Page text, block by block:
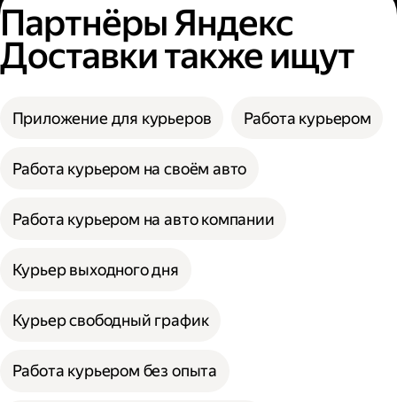
Партнёры Яндекс
Доставки также ищут
Приложение для курьеров Работа курьером
Работа курьером на своём авто
Работа курьером на авто компании
Курьер выходного дня
Курьер свободный график
Работа курьером без опыта